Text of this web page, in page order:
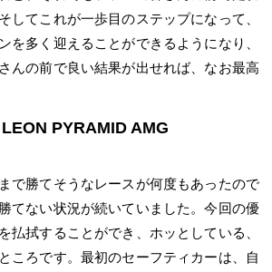
してこれが一歩目のステップになって、
を多く迎えることができるようになり、
んの前で良い結果が出せれば、なお最高
PYRAMID AMG
で勝てそうなレースが何度もあったので
てない状況が続いていました。今回の優
払拭することができ、ホッとしている、
ころです。最初のセーフティカーは、自